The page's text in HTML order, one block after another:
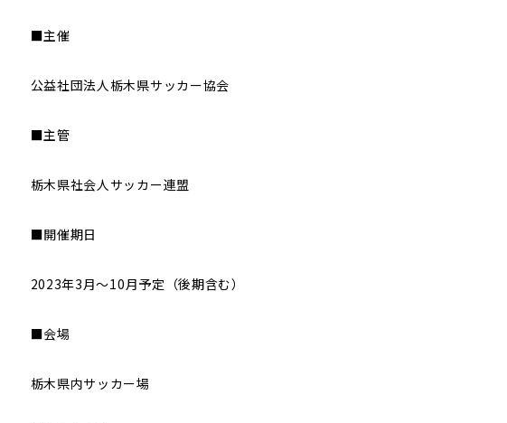
■主催
公益社団法人栃木県サッカー協会
■主管
栃木県社会人サッカー連盟
■開催期日
2023年3月～10月予定（後期含む）
■会場
栃木県内サッカー場